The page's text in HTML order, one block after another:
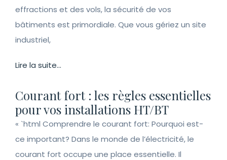
effractions et des vols, la sécurité de vos
bâtiments est primordiale. Que vous gériez un site
industriel,
Lire la suite...
Courant fort : les règles essentielles
pour vos installations HT/BT
« `html Comprendre le courant fort: Pourquoi est-
ce important? Dans le monde de l’électricité, le
courant fort occupe une place essentielle. Il